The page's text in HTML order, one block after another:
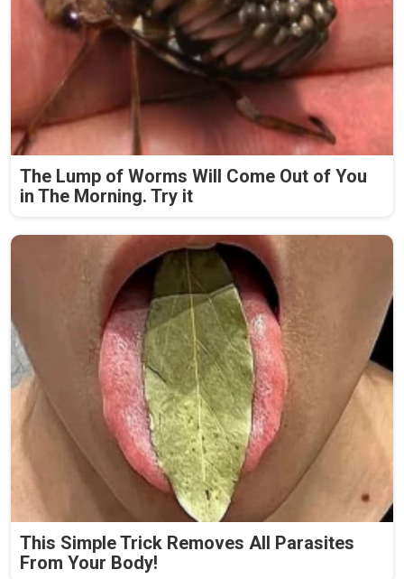
The Lump of Worms Will Come Out of You
in The Morning. Try it
This Simple Trick Removes All Parasites
From Your Body!